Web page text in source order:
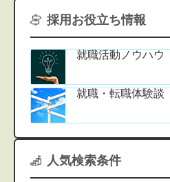
採用お役立ち情報
就職活動ノウハウ
就職・転職体験談
人気検索条件